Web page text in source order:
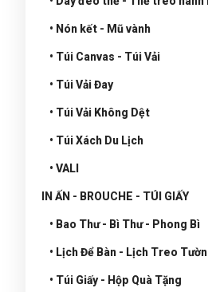
• Nón kết - Mũ vành
• Túi Canvas - Túi Vải
• Túi Vải Đay
• Túi Vải Không Dệt
• Túi Xách Du Lịch
• VALI
IN ẤN - BROUCHE - TÚI GIẤY
• Bao Thư - Bì Thư - Phong Bì
• Lịch Để Bàn - Lịch Treo
• Túi Giấy - Hộp Quà Tặng